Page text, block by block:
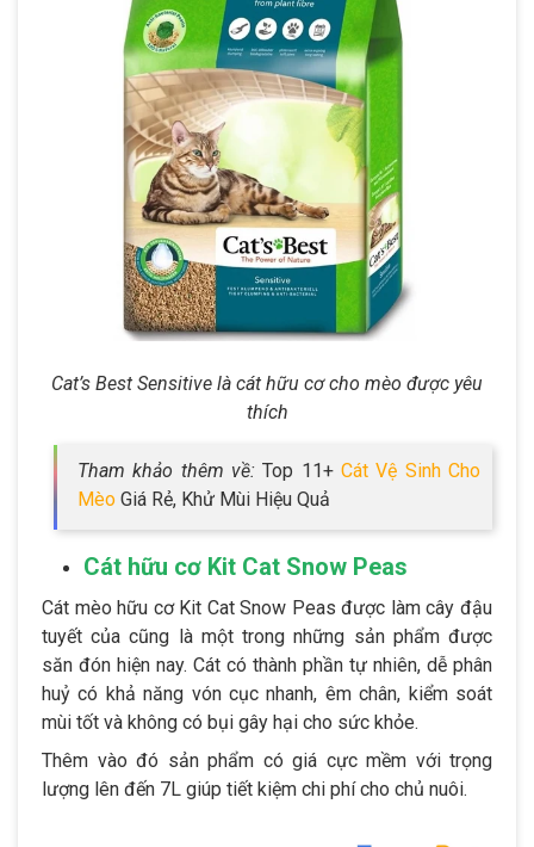
Cat’s Best Sensitive là cát hữu cơ cho mèo được yêu
thích
Tham khảo thêm về:Top 11+Cát Vệ Sinh Cho
Mèo Giá Rẻ, Khử Mùi Hiệu Quả
Cát hữu cơ Kit Cat Snow Peas
Cát mèo hữu cơ Kit Cat Snow Peas được làm cây đậu
tuyết của cũng là một trong những sản phẩm được
săn đón hiện nay. Cát có thành phần tự nhiên, dễ phân
huỷ có khả năng vón cục nhanh, êm chân, kiểm soát
mùi tốt và không có bụi gây hại cho sức khỏe.
Thêm vào đó sản phẩm có giá cực mềm với trọng
lượng lên đến 7L giúp tiết kiệm chi phí cho chủ nuôi.